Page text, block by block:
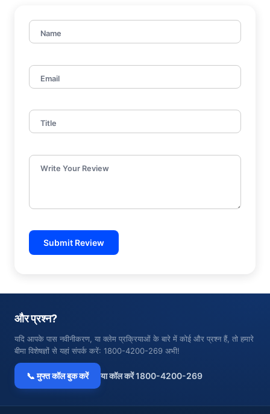
Name
Email
Title
Write Your Review
Submit Review
और प्रश्न?
यदि आपके पास नवीनीकरण, या क्लेम प्रक्रियाओं के बारे में कोई और प्रश्न हैं, तो हमारे
बीमा विशेषज्ञों से यहां संपर्क करें: 1800-4200-269 अभी!
📞 मुफ्त कॉल बुक करें या कॉल करें 1800-4200-269